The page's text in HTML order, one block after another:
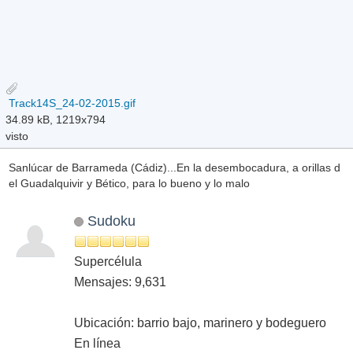
Track14S_24-02-2015.gif
34.89 kB, 1219x794
visto
Sanlúcar de Barrameda (Cádiz)...En la desembocadura, a orillas d
el Guadalquivir y Bético, para lo bueno y lo malo
Sudoku
Supercélula
Mensajes: 9,631
Ubicación: barrio bajo, marinero y bodeguero
En línea